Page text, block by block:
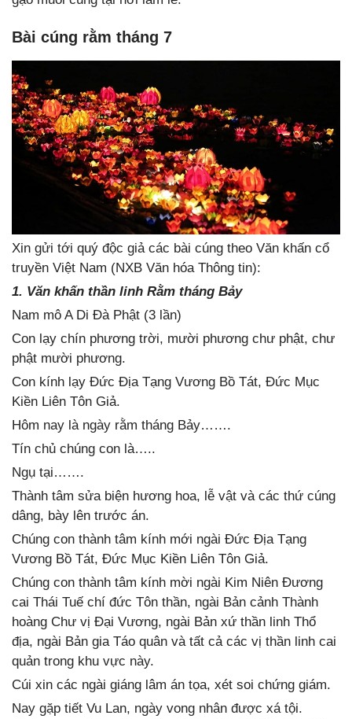
Bài cúng rằm tháng 7
Xin gửi tới quý độc giả các bài cúng theo Văn khấn cổ
truyền Việt Nam (NXB Văn hóa Thông tin):
1. Văn khấn thần linh Rằm tháng Bảy
Nam mô A Di Đà Phật (3 lần)
Con lạy chín phương trời, mười phương chư phật, chư
phật mười phương.
Con kính lạy Đức Địa Tạng Vương Bồ Tát, Đức Mục
Kiền Liên Tôn Giả.
Hôm nay là ngày rằm tháng Bảy…….
Tín chủ chúng con là…..
Ngụ tại…….
Thành tâm sửa biện hương hoa, lễ vật và các thứ cúng
dâng, bày lên trước án.
Chúng con thành tâm kính mới ngài Đức Địa Tạng
Vương Bồ Tát, Đức Mục Kiền Liên Tôn Giả.
Chúng con thành tâm kính mời ngài Kim Niên Đương
cai Thái Tuế chí đức Tôn thần, ngài Bản cảnh Thành
hoàng Chư vị Đại Vương, ngài Bản xứ thần linh Thổ
địa, ngài Bản gia Táo quân và tất cả các vị thần linh cai
quản trong khu vực này.
Cúi xin các ngài giáng lâm án tọa, xét soi chứng giám.
Nay gặp tiết Vu Lan, ngày vong nhân được xá tội.